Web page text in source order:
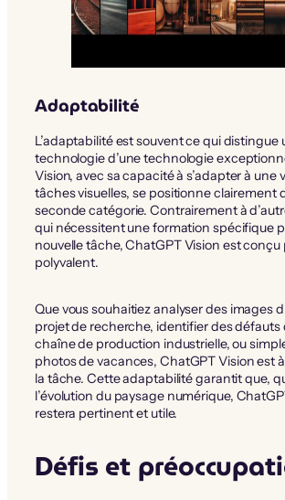
Adaptabilité
L’adaptabilité est souvent ce qui distingue
technologie d’une technologie
Vision, avec sa capacité à s’adapter à une
tâches visuelles, se positionne clairement
seconde catégorie. Contrairement à
qui nécessitent une formation spécifique
nouvelle tâche, ChatGPT Vision est conçu
polyvalent.
Que vous souhaitiez analyser des images
projet de recherche, identifier des défauts
chaîne de production industrielle, ou
photos de vacances, ChatGPT Vision est
la tâche. Cette adaptabilité garantit que,
l’évolution du paysage numérique,
restera pertinent et utile.
Défis et